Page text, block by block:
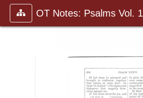
OT Notes: Psalms Vol. 1